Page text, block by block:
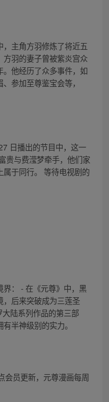
，主角方羽修炼了将近五
羽的妻子曾被紫炎宫众
。他经历了众多事件，如
参加至尊鉴宝会等，
日播出的节目中，这一
贵与费滢梦牵手，他们家
于同行。 等待电视剧的
： - 在《元尊》中，黑
，后来突破成为三莲圣
陆系列作品的第三部
半神级别的实力。
会员更新，元尊漫画每周